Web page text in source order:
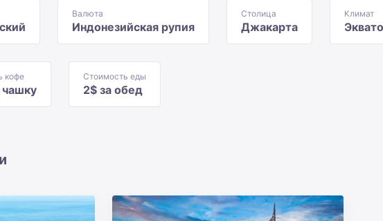
Валюта
Индонезийская рупия
Столица
Джакарта
Климат
кофе
чашку
Стоимость еды
2$ за обед